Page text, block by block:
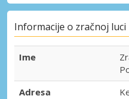
Informacije o zračnoj luci
Ime
Adresa